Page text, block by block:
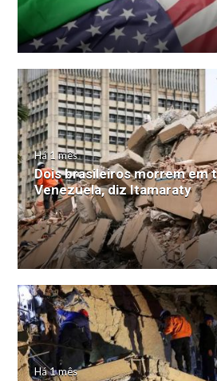
Há 1 mês
Dois brasileiros morrem em
Venezuela, diz Itamaraty
Há 1 mês